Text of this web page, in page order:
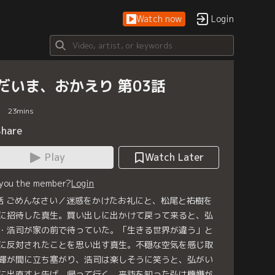
Watch now Login
いま、おかえり 第03話
23mins
Play
Watch Later
the member?Login
ごめんなさい／迷惑をかけたお礼にと、松尾と祐樹を
招待した真生。買い出しに出かけて戻って来ると、弘
浩司が家の前で待っていた。「生きる世界が違う」と
反対されたことを思い出す真生。不穏な空気を感じ取
が間に立ち塞がり、浩司は楽しそうに笑うと、弘がい